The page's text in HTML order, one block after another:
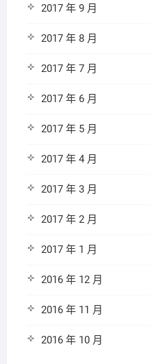
2017 年 9 月
2017 年 8 月
2017 年 7 月
2017 年 6 月
2017 年 5 月
2017 年 4 月
2017 年 3 月
2017 年 2 月
2017 年 1 月
2016 年 12 月
2016 年 11 月
2016 年 10 月